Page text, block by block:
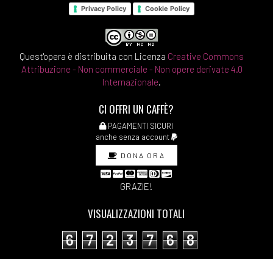
Privacy Policy Cookie Policy
Quest'opera è distribuita con Licenza Creative Commons
Attribuzione - Non commerciale - Non opere derivate 4.0
Internazionale
CI OFFRI UN CAFFÈ?
PAGAMENTI SICURI
anche senza account
DONA ORA
GRAZIE!
VISUALIZZAZIONI TOTALI
6 7 2 3 7 6 8